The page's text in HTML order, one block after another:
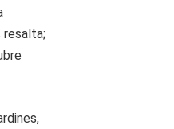
resalta;